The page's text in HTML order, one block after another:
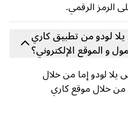
الرقمي.
من تطبيق كاري
الإلكتروني؟
إما من خلال
موقع كاري